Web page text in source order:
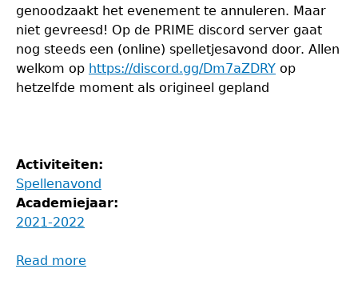
genoodzaakt het evenement te annuleren. Maar
niet gevreesd! Op de PRIME discord server gaat
nog steeds een (online) spelletjesavond door. Allen
welkom op https://discord.gg/Dm7aZDRY op
hetzelfde moment als origineel gepland
Activiteiten:
Spellenavond
Academiejaar:
2021-2022
Read more